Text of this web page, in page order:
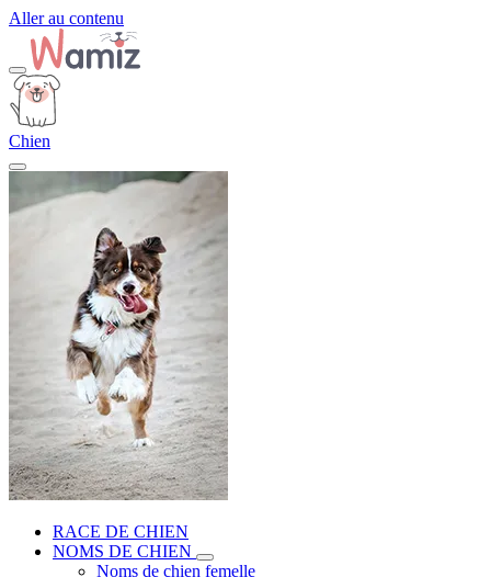
Aller au contenu
Chien
RACE DE CHIEN
NOMS DE CHIEN
Noms de chien femelle